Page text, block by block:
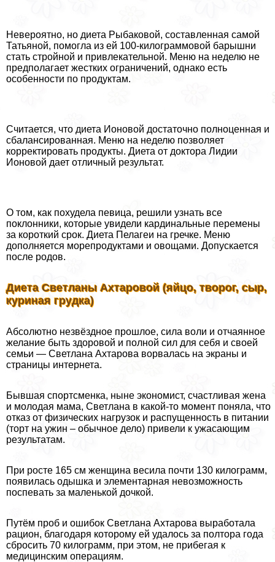
Невероятно, но диета Рыбаковой, составленная самой
Татьяной, помогла из ей 100-килограммовой барышни
стать стройной и привлекательной. Меню на неделю не
предполагает жестких ограничений, однако есть
особенности по продуктам.
Считается, что диета Ионовой достаточно полноценная и
сбалансированная. Меню на неделю позволяет
корректировать продукты. Диета от доктора Лидии
Ионовой дает отличный результат.
О том, как похудела певица, решили узнать все
поклонники, которые увидели кардинальные перемены
за короткий срок. Диета Пелагeи на гречке. Меню
дополняется морепродуктами и овощами. Допускается
после родов.
Диета Светланы Ахтаровой (яйцо, творог, сыр,
куриная грудка)
Абсолютно незвёздное прошлое, сила воли и отчаянное
желание быть здоровой и полной сил для себя и своей
семьи — Светлана Ахтарова ворвалась на экраны и
страницы интернета.
Бывшая спортсменка, ныне экономист, счастливая жена
и молодая мама, Светлана в какой-то момент поняла, что
отказ от физических нагрузок и распущенность в питании
(торт на ужин – обычное дело) привели к ужасающим
результатам.
При росте 165 см женщина весила почти 130 килограмм,
появилась одышка и элементарная невозможность
поспевать за маленькой дочкой.
Путём проб и ошибок Светлана Ахтарова выработала
рацион, благодаря которому ей удалось за полтора года
сбросить 70 килограмм, при этом, не прибегая к
медицинским операциям.